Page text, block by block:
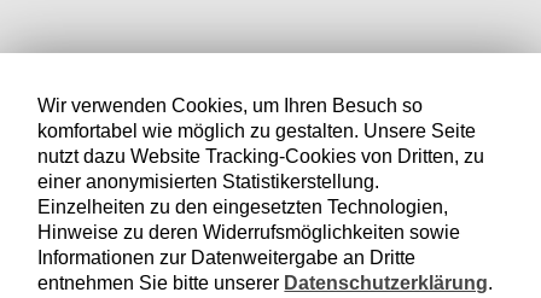
Wir verwenden Cookies, um Ihren Besuch so
komfortabel wie möglich zu gestalten. Unsere Seite
nutzt dazu Website Tracking-Cookies von Dritten, zu
einer anonymisierten Statistikerstellung.
Einzelheiten zu den eingesetzten Technologien,
Hinweise zu deren Widerrufsmöglichkeiten sowie
Informationen zur Datenweitergabe an Dritte
entnehmen Sie bitte unserer Datenschutzerklärung.